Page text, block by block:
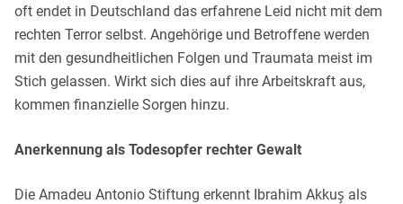
oft endet in Deutschland das erfahrene Leid nicht mit dem
rechten Terror selbst. Angehörige und Betroffene werden
mit den gesundheitlichen Folgen und Traumata meist im
Stich gelassen. Wirkt sich dies auf ihre Arbeitskraft aus,
kommen finanzielle Sorgen hinzu.
Anerkennung als Todesopfer rechter Gewalt
Die Amadeu Antonio Stiftung erkennt Ibrahim Akkuş als